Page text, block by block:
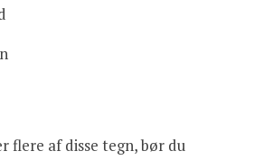
flere af disse tegn, bør du